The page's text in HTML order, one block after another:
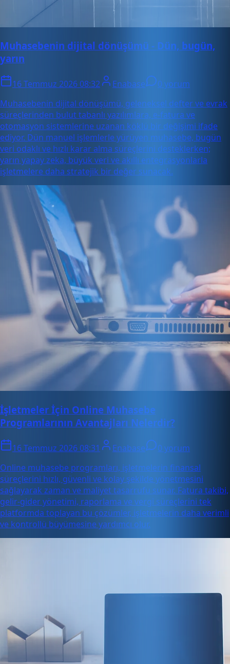
Muhasebenin dijital dönüşümü - Dün, bugün,
yarın
16 Temmuz 2026 08:32 Enabase
0 yorum
Muhasebenin dijital dönüşümü, geleneksel defter ve evrak
süreçlerinden bulut tabanlı yazılımlara, e-fatura ve
otomasyon sistemlerine uzanan köklü bir değişimi ifade
ediyor. Dün manuel işlemlerle yürüyen muhasebe, bugün
veri odaklı ve hızlı karar alma süreçlerini desteklerken;
yarın yapay zeka, büyük veri ve akıllı entegrasyonlarla
işletmelere daha stratejik bir değer sunacak.
İşletmeler İçin Online Muhasebe
Programlarının Avantajları Nelerdir?
16 Temmuz 2026 08:31 Enabase
0 yorum
Online muhasebe programları, işletmelerin finansal
süreçlerini hızlı, güvenli ve kolay şekilde yönetmesini
sağlayarak zaman ve maliyet tasarrufu sunar. Fatura takibi,
gelir-gider yönetimi, raporlama ve vergi süreçlerini tek
platformda toplayan bu çözümler, işletmelerin daha verimli
ve kontrollü büyümesine yardımcı olur.